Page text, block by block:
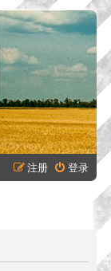
登录
注册